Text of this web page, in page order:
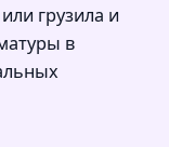
грузила и
в